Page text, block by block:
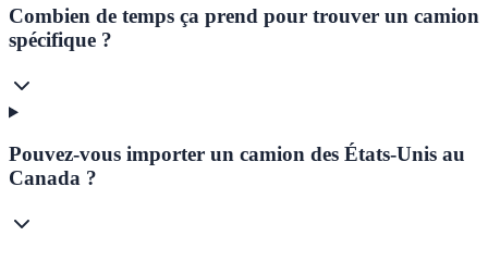
Combien de temps ça prend pour trouver un camion
spécifique ?
Pouvez-vous importer un camion des États-Unis au
Canada ?